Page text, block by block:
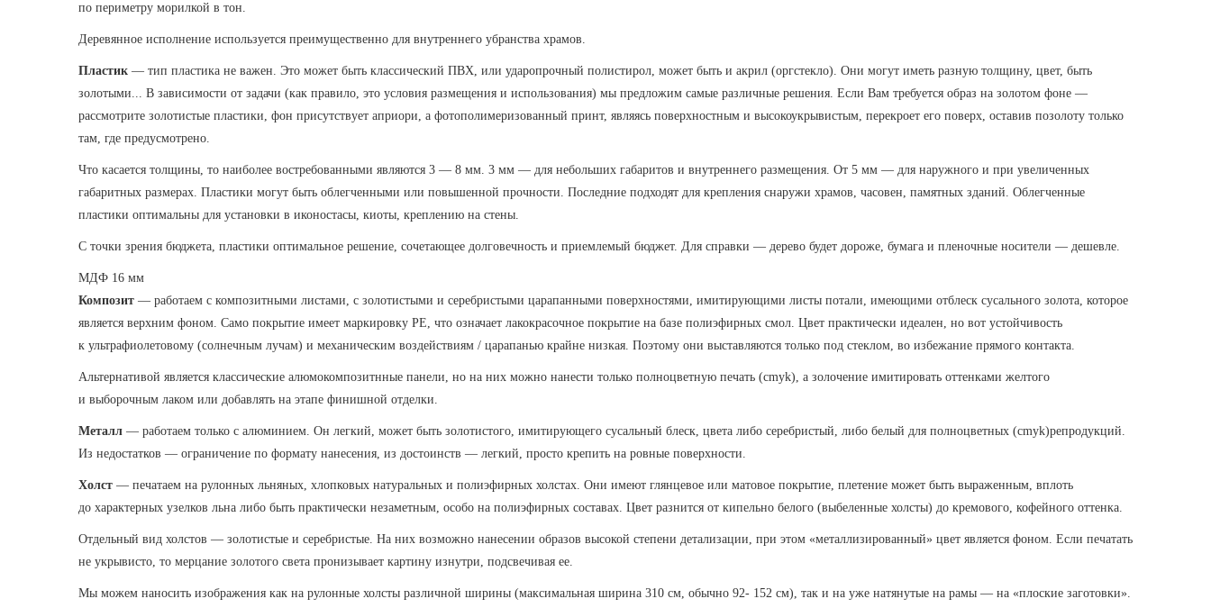
по периметру морилкой в тон.
Деревянное исполнение используется преимущественно для внутреннего убранства храмов.
Пластик — тип пластика не важен. Это может быть классический ПВХ, или ударопрочный полистирол, может быть и акрил (оргстекло). Они могут иметь разную толщину, цвет, быть
золотыми... В зависимости от задачи (как правило, это условия размещения и использования) мы предложим самые различные решения. Если Вам требуется образ на золотом фоне —
рассмотрите золотистые пластики, фон присутствует априори, а фотополимеризованный принт, являясь поверхностным и высокоукрывистым, перекроет его поверх, оставив позолоту только
там, где предусмотрено.
Что касается толщины, то наиболее востребованными являются 3 — 8 мм. 3 мм — для небольших габаритов и внутреннего размещения. От 5 мм — для наружного и при увеличенных
габаритных размерах. Пластики могут быть облегченными или повышенной прочности. Последние подходят для крепления снаружи храмов, часовен, памятных зданий. Облегченные
пластики оптимальны для установки в иконостасы, киоты, креплению на стены.
С точки зрения бюджета, пластики оптимальное решение, сочетающее долговечность и приемлемый бюджет. Для справки — дерево будет дороже, бумага и пленочные носители — дешевле.
МДФ 16 мм
Композит — работаем с композитными листами, с золотистыми и серебристыми царапанными поверхностями, имитирующими листы потали, имеющими отблеск сусального золота, которое
является верхним фоном. Само покрытие имеет маркировку РЕ, что означает лакокрасочное покрытие на базе полиэфирных смол. Цвет практически идеален, но вот устойчивость
к ультрафиолетовому (солнечным лучам) и механическим воздействиям / царапанью крайне низкая. Поэтому они выставляются только под стеклом, во избежание прямого контакта.
Альтернативой является классические алюмокомпозитнные панели, но на них можно нанести только полноцветную печать (cmyk), а золочение имитировать оттенками желтого
и выборочным лаком или добавлять на этапе финишной отделки.
Металл — работаем только с алюминием. Он легкий, может быть золотистого, имитирующего сусальный блеск, цвета либо серебристый, либо белый для полноцветных (cmyk)репродукций.
Из недостатков — ограничение по формату нанесения, из достоинств — легкий, просто крепить на ровные поверхности.
Холст — печатаем на рулонных льняных, хлопковых натуральных и полиэфирных холстах. Они имеют глянцевое или матовое покрытие, плетение может быть выраженным, вплоть
до характерных узелков льна либо быть практически незаметным, особо на полиэфирных составах. Цвет разнится от кипельно белого (выбеленные холсты) до кремового, кофейного оттенка.
Отдельный вид холстов — золотистые и серебристые. На них возможно нанесении образов высокой степени детализации, при этом «металлизированный» цвет является фоном. Если печатать
не укрывисто, то мерцание золотого света пронизывает картину изнутри, подсвечивая ее.
Мы можем наносить изображения как на рулонные холсты различной ширины (максимальная ширина 310 см, обычно 92- 152 см), так и на уже натянутые на рамы — на «плоские заготовки».